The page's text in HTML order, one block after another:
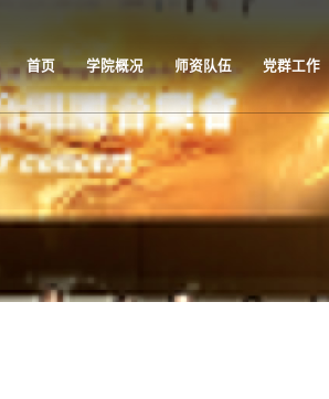
首页 学院概况 师资队伍 党群工作